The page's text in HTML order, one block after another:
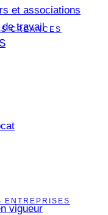
CRÉANCES
ENTREPRISES
et associations
de travail
vigueur